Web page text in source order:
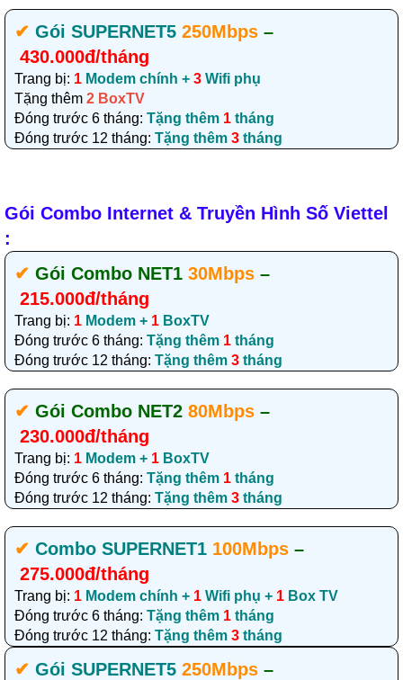
✔‎ Gói SUPERNET5 250Mbps –
430.000đ/tháng
Trang bị: 1 Modem chính + 3 Wifi phụ
Tặng thêm 2 BoxTV
Đóng trước 6 tháng: Tặng thêm 1 tháng
Đóng trước 12 tháng: Tặng thêm 3 tháng
Gói Combo Internet & Truyền Hình Số Viettel
:
✔‎ Gói Combo NET1 30Mbps –
215.000đ/tháng
Trang bị: 1 Modem + 1 BoxTV
Đóng trước 6 tháng: Tặng thêm 1 tháng
Đóng trước 12 tháng: Tặng thêm 3 tháng
✔‎ Gói Combo NET2 80Mbps –
230.000đ/tháng
Trang bị: 1 Modem + 1 BoxTV
Đóng trước 6 tháng: Tặng thêm 1 tháng
Đóng trước 12 tháng: Tặng thêm 3 tháng
✔‎ Combo SUPERNET1 100Mbps –
275.000đ/tháng
Trang bị: 1 Modem chính + 1 Wifi phụ + 1 Box TV
Đóng trước 6 tháng: Tặng thêm 1 tháng
Đóng trước 12 tháng: Tặng thêm 3 tháng
✔‎ Gói SUPERNET5 250Mbps –